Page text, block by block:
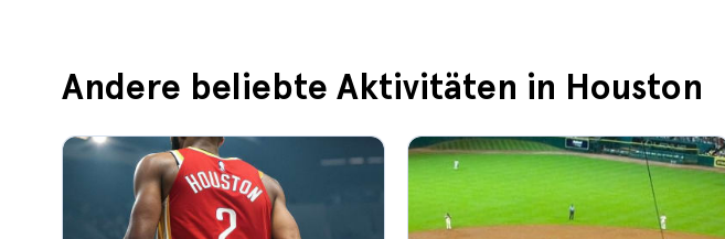
Andere beliebte Aktivitäten in Houston